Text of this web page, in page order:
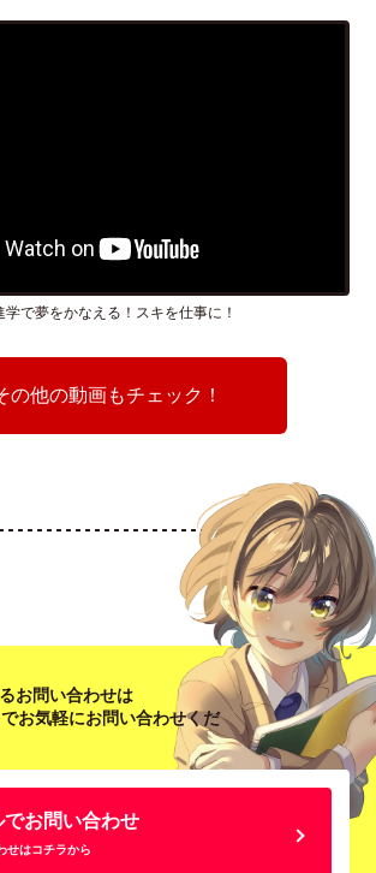
学で夢をかなえる！スキを仕事に！
の他の動画もチェック！
お問い合わせは
お気軽にお問い合わせくだ
でお問い合わせ
せはコチラから